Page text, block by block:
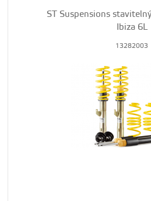
ST Suspensions
Ibiza 6L
13282003